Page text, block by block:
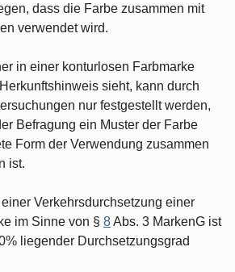
dass die Farbe zusammen mit
verwendet wird.
in einer konturlosen Farbmarke
sieht, kann durch
nur festgestellt werden,
Befragung ein Muster der Farbe
Form der Verwendung zusammen
ist.
Verkehrsdurchsetzung einer
im Sinne von § 8Abs. 3 MarkenG ist
liegender Durchsetzungsgrad